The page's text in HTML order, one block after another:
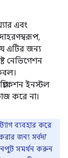
এবং
এটির জন্য
নেভিগেশন
ইনস্টল
করে না।
ব্যবহার করে
করার জন্য সর্বদা
সমর্থন করুন